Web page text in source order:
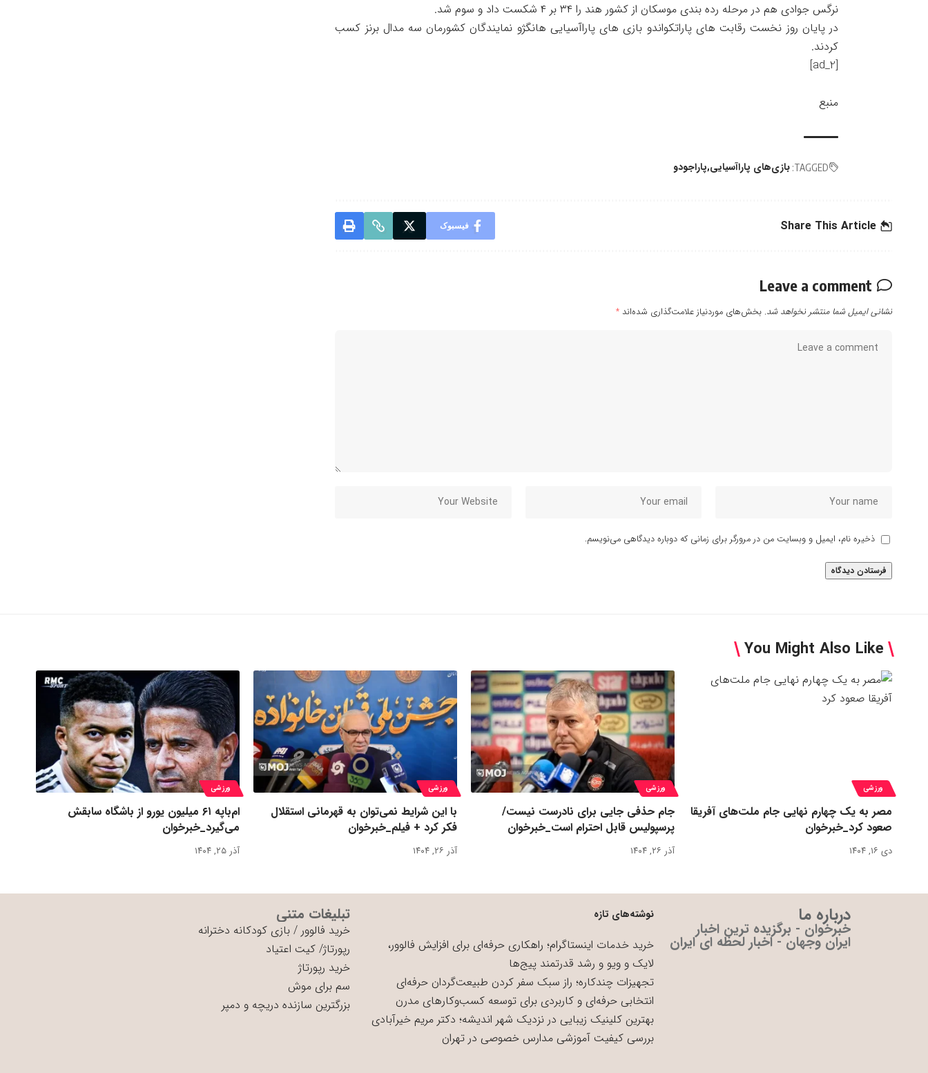
نرگس جوادی هم در مرحله رده بندی موسکان از کشور هند را ۳۴ بر ۴ شکست داد و سوم شد.
در پایان روز نخست رقابت های پاراتکواندو بازی های پاراآسیایی هانگژو نمایندگان کشورمان سه مدال برنز کسب
کردند.
[ad_2]
منبع
TAGGED: بازی‌های پاراآسیایی پاراجودو
Share This Article فیسبوک
Leave a comment
نشانی ایمیل شما منتشر نخواهد شد. بخش‌های موردنیاز علامت‌گذاری شده‌اند *
ذخیره نام، ایمیل و وبسایت من در مرورگر برای زمانی که دوباره دیدگاهی می‌نویسم.
You Might Also Like
ورزشی
مصر به یک چهارم نهایی جام ملت‌های آفریقا
صعود کرد_خبرخوان
دی ۱۶, ۱۴۰۴
ورزشی
جام حذفی جایی برای نادرست نیست/
پرسپولیس قابل احترام است_خبرخوان
آذر ۲۶, ۱۴۰۴
ورزشی
با این شرایط نمی‌توان به قهرمانی استقلال
فکر کرد + فیلم_خبرخوان
آذر ۲۶, ۱۴۰۴
ورزشی
ام‌باپه ۶۱ میلیون یورو از باشگاه سابقش
می‌گیرد_خبرخوان
آذر ۲۵, ۱۴۰۴
درباره ما
خبرخوان - برگزیده ترین اخبار
ایران وجهان - اخبار لحظه ای ایران
نوشته‌های تازه
خرید خدمات اینستاگرام؛ راهکاری حرفه‌ای برای افزایش فالوور،
لایک و ویو و رشد قدرتمند پیج‌ها
تجهیزات چندکاره؛ راز سبک سفر کردن طبیعت‌گردان حرفه‌ای
انتخابی حرفه‌ای و کاربردی برای توسعه کسب‌وکارهای مدرن
بهترین کلینیک زیبایی در نزدیک شهر اندیشه؛ دکتر مریم خیرآبادی
بررسی کیفیت آموزشی مدارس خصوصی در تهران
تبلیغات متنی
خرید فالوور /بازی کودکانه دخترانه
رپورتاژ/کیت اعتیاد
خرید رپورتاژ
سم برای موش
بزرگترین سازنده دریچه و دمپر